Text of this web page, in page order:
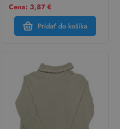
Cena: 3,87 €
Pridať do košíka